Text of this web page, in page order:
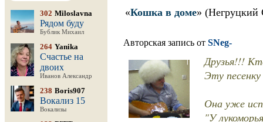
302 Miloslavna
Рядом буду
Бублик Михаил
264 Yanika
Счастье на
двоих
Иванов Александр
238 Boris907
Вокализ 15
Вокализы
«Кошка в доме» (Негруцкий
Авторская запись от SNeg-
Друзья!!!
Эту
Она уже
"У